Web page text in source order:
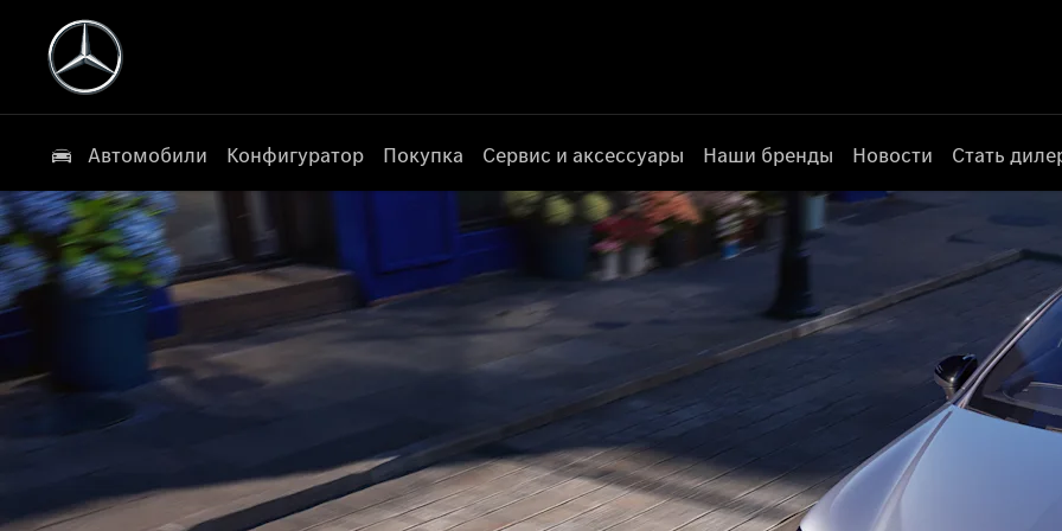
Автомобили Конфигуратор Покупка Сервис и аксессуары Наши бренды Новости Стать